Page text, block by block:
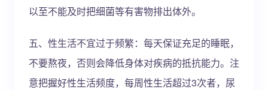
以至不能及时把细菌等有害物排出体外。
五、性生活不宜过于频繁：每天保证充足的睡眠，
不要熬夜，否则会降低身体对疾病的抵抗能力。注
意把握好性生活频度，每周性生活超过3次者，尿